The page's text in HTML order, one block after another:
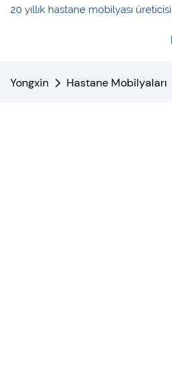
20 yıllık hastane mobilyası üreticisi
Yongxin Hastane Mobilyaları